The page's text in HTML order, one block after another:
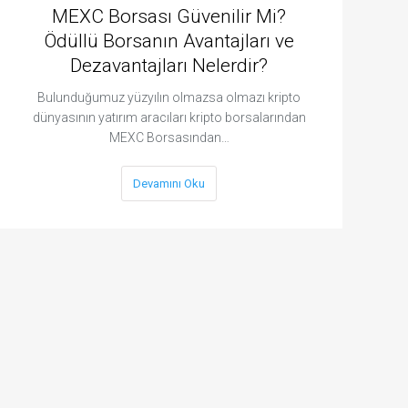
MEXC Borsası Güvenilir Mi?
Ödüllü Borsanın Avantajları ve
Dezavantajları Nelerdir?
Bulunduğumuz yüzyılın olmazsa olmazı kripto
dünyasının yatırım aracıları kripto borsalarından
MEXC Borsasından…
Devamını Oku